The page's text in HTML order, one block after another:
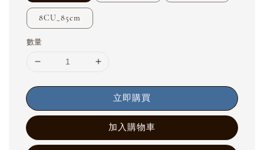
8CU_85cm
數量
立即購買
加入購物車